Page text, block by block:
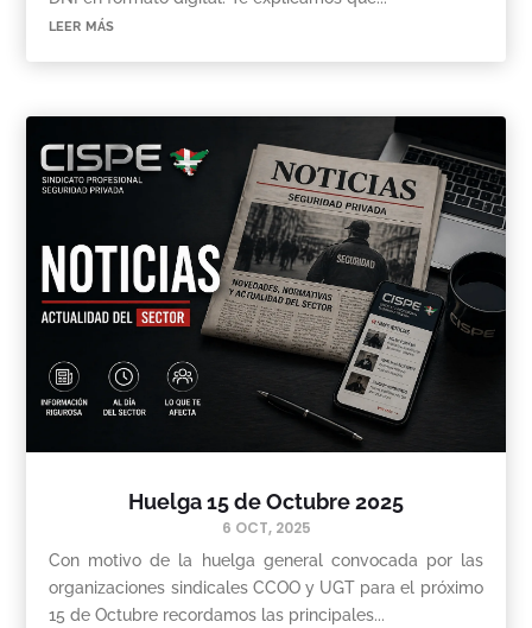
leer más
Huelga 15 de Octubre 2025
6 OCT, 2025
Con motivo de la huelga general convocada por las
organizaciones sindicales CCOO y UGT para el próximo
15 de Octubre recordamos las principales...